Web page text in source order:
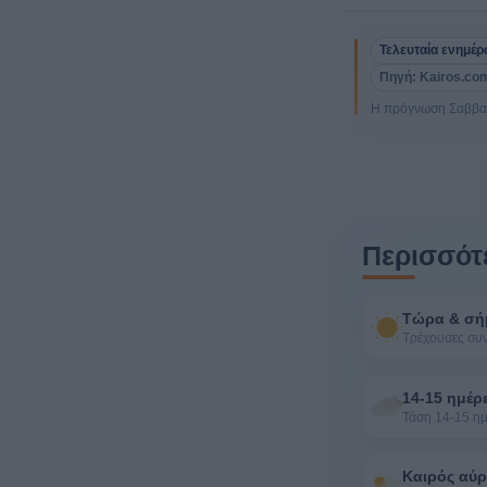
Τελευταία
Πηγή:
Η πρόγνωση
Τώρα &
Τρέχουσες
14-15
Τάση 14-15
Καιρός